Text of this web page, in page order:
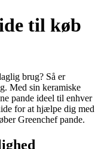
til køb
brug? Så er
Med sin keramiske
pande ideel til enhver
for at hjælpe dig med
Greenchef pande.